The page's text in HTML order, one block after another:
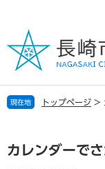
の
で
す
ー
ば
し
文
現在地 トップページ >
文
カレンダーで